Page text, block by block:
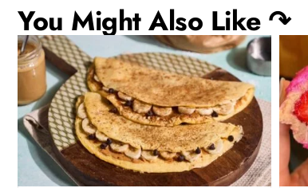
You Might Also Like ↷